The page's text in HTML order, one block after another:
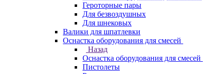
Героторные пары
Для безвоздушных
Для шнековых
Валики для шпатлевки
Оснастка оборудования для смесей
Назад
Оснастка оборудования для смесей
Пистолеты